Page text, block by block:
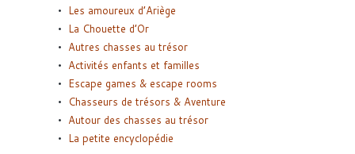
Les amoureux d’Ariège
La Chouette d’Or
Autres chasses au trésor
Activités enfants et familles
Escape games & escape rooms
Chasseurs de trésors & Aventure
Autour des chasses au trésor
La petite encyclopédie